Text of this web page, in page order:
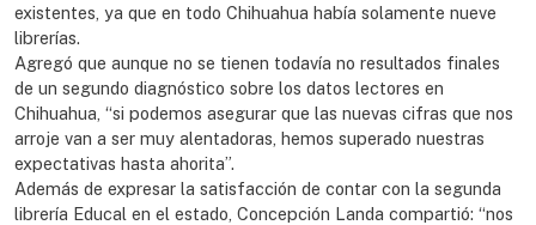
existentes, ya que en todo Chihuahua había solamente nueve
librerías.
Agregó que aunque no se tienen todavía no resultados finales
de un segundo diagnóstico sobre los datos lectores en
Chihuahua, “si podemos asegurar que las nuevas cifras que nos
arroje van a ser muy alentadoras, hemos superado nuestras
expectativas hasta ahorita”.
Además de expresar la satisfacción de contar con la segunda
librería Educal en el estado, Concepción Landa compartió: “nos